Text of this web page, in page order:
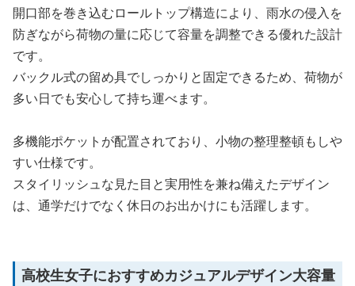
開口部を巻き込むロールトップ構造により、雨水の侵入を
防ぎながら荷物の量に応じて容量を調整できる優れた設計
です。
バックル式の留め具でしっかりと固定できるため、荷物が
多い日でも安心して持ち運べます。
多機能ポケットが配置されており、小物の整理整頓もしや
すい仕様です。
スタイリッシュな見た目と実用性を兼ね備えたデザイン
は、通学だけでなく休日のお出かけにも活躍します。
高校生女子におすすめカジュアルデザイン大容量